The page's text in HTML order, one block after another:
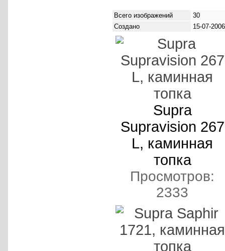
Всего изображений
30
Создано
15-07-
Supra
Supravision 267
L, каминная
топка
Просмотров:
2333